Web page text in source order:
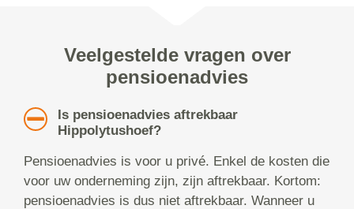
Veelgestelde vragen over
pensioenadvies
Is pensioenadvies aftrekbaar
Hippolytushoef?
Pensioenadvies is voor u privé. Enkel de kosten die
voor uw onderneming zijn, zijn aftrekbaar. Kortom:
pensioenadvies is dus niet aftrekbaar. Wanneer u